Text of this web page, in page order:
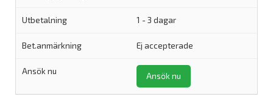
1 - 3 dagar
Ej accepterade
Ansök nu